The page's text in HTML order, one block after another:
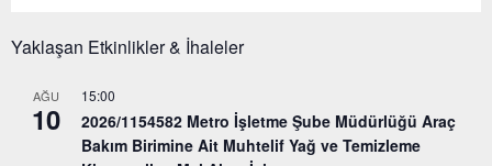
Yaklaşan Etkinlikler & İhaleler
AĞU
10
15:00
2026/1154582 Metro İşletme Şube Müdürlüğü Araç
Bakım Birimine Ait Muhtelif Yağ ve Temizleme